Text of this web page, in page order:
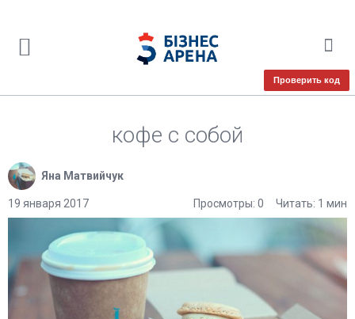
Проверить код
кофе с собой
Яна Матвийчук
19 января 2017 Читать: 1 мин
Просмотры: 0